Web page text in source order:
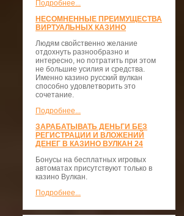
Подробнее...
НЕСОМНЕННЫЕ ПРЕИМУЩЕСТВА
ВИРТУАЛЬНЫХ КАЗИНО
Людям свойственно желание
отдохнуть разнообразно и
интересно, но потратить при этом
не большие усилия и средства.
Именно казино русский вулкан
способно удовлетворить это
сочетание.
Подробнее...
ЗАРАБАТЫВАТЬ ДЕНЬГИ БЕЗ
РЕГИСТРАЦИИ И ВЛОЖЕНИЙ
ДЕНЕГ В КАЗИНО ВУЛКАН 24
Бонусы на бесплатных игровых
автоматах присутствуют только в
казино Вулкан.
Подробнее...